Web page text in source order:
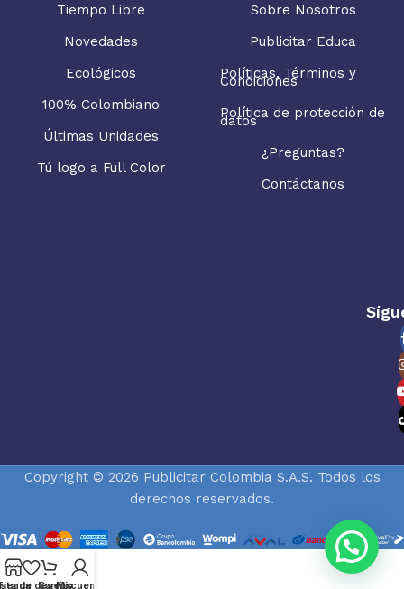
Tiempo Libre
Novedades
Ecológicos
100% Colombiano
Últimas Unidades
Tú logo a Full Color
Sobre Nosotros
Publicitar Educa
Políticas, Términos y
Condiciones
Política de protección de
datos
¿Preguntas?
Contáctanos
Copyright © 2026 Publicitar Colombia S.A.S. Todos los
derechos reservados.
de deseos
CarritoMi cuenta